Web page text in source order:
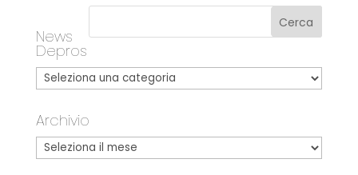
News
Depros
Archivio